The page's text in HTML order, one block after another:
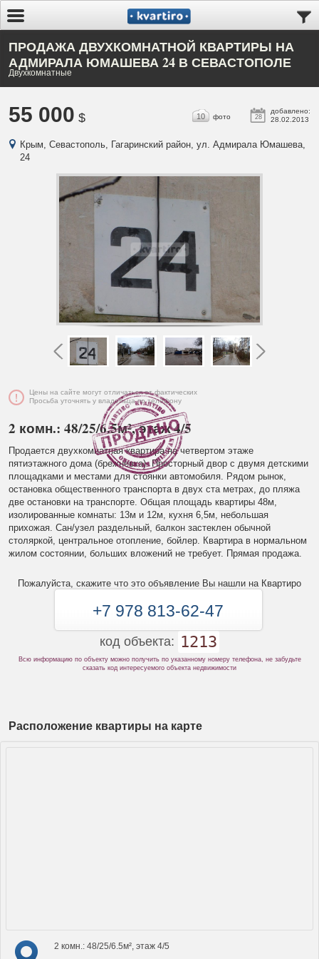
ПРОДАЖА ДВУХКОМНАТНОЙ КВАРТИРЫ НА
АДМИРАЛА ЮМАШЕВА 24 В СЕВАСТОПОЛЕ
Двухкомнатные
55 000 $ 28
добавлено:
28.02.2013
10 фото
Крым, Севастополь, Гагаринский район, ул. Адмирала Юмашева,
24
Цены на сайте могут отличаться от фактических
Просьба уточнять у владельца по телефону
2 комн.: 48/25/6.5м², этаж 4/5
Продается двухкомнатная квартира на четвертом этаже
пятиэтажного дома (брежневка). Просторный двор с двумя детскими
площадками и местами для стоянки автомобиля. Рядом рынок,
остановка общественного транспорта в двух ста метрах, до пляжа
две остановки на транспорте. Общая площадь квартиры 48м,
изолированные комнаты: 13м и 12м, кухня 6,5м, небольшая
прихожая. Сан/узел раздельный, балкон застеклен обычной
столяркой, центральное отопление, бойлер. Квартира в нормальном
жилом состоянии, больших вложений не требует. Прямая продажа.
Пожалуйста, скажите что это объявление Вы нашли на Квартиро
+7 978 813-62-47
код объекта: 1213
Всю информацию по объекту можно получить по указанному номеру телефона, не забудьте
сказать код интересуемого объекта недвижимости
Расположение квартиры на карте
2 комн.: 48/25/6.5м², этаж 4/5